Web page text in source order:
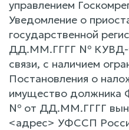
управлением
Уведомление о
государственной
ДД.ММ.ГГГГ № КУВД-
связи, с наличием
Постановления о
имущество
№ от ДД.ММ.ГГГГ
<адрес> УФССП